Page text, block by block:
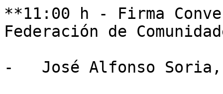
**11:00 h - Firma
Federación de
-   José Alfonso